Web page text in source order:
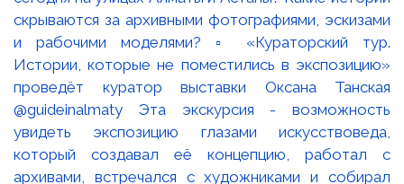
скрываются за архивными фотографиями, эскизами
и рабочими моделями? ▫️ «Кураторский тур.
Истории, которые не поместились в экспозицию»
проведёт куратор выставки Оксана Танская
@guideinalmaty Эта экскурсия - возможность
увидеть экспозицию глазами искусствоведа,
который создавал её концепцию, работал с
архивами, встречался с художниками и собирал